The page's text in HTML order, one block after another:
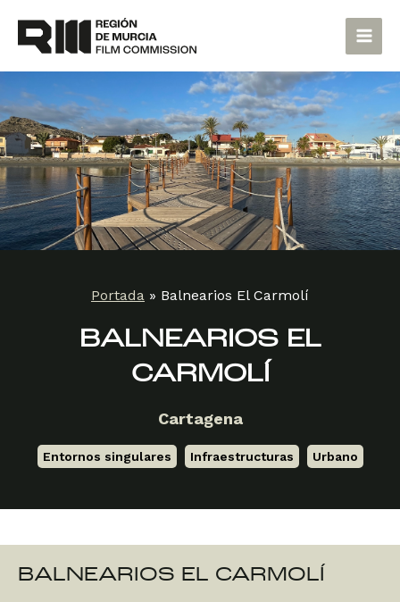
contenido
Main
Portada » Balnearios El Carmolí
BALNEARIOS EL
CARMOLÍ
Cartagena
Entornos singulares Infraestructuras Urbano
BALNEARIOS EL CARMOLÍ